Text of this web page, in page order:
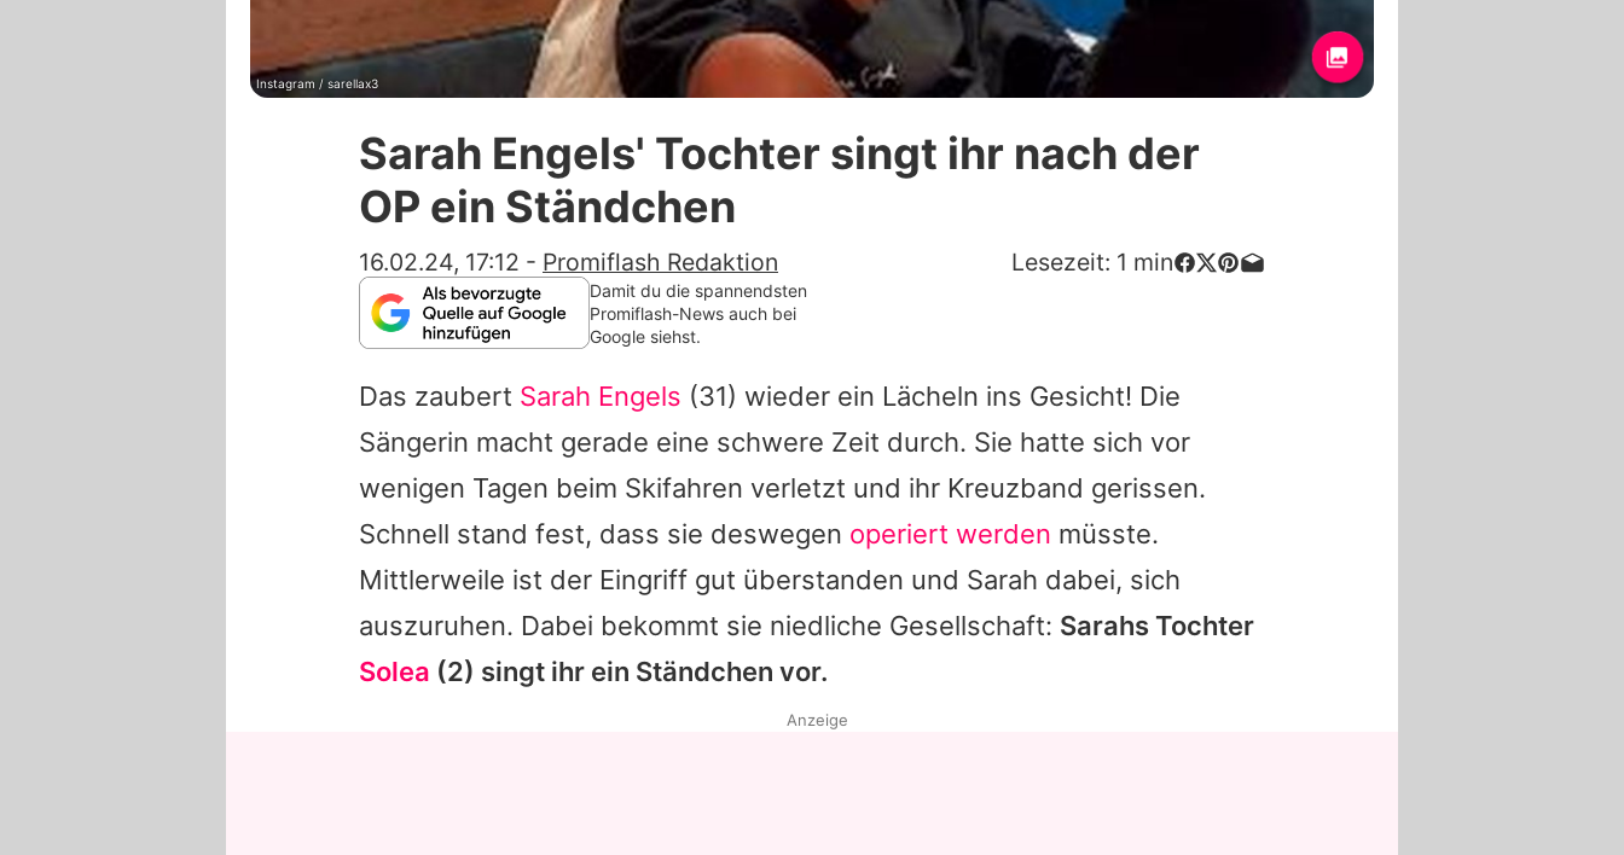
Impressum
Datenschutzerklärung
Nutzungsbedingungen
Instagram / sarellax3
Sarah Engels' Tochter singt ihr nach der
OP ein Ständchen
16.02.24, 17:12 - Promiflash Redaktion Lesezeit: 1 min
Damit du die spannendsten
Promiflash-News auch bei
Google siehst.
Das zaubert Sarah Engels (31) wieder ein Lächeln ins Gesicht! Die
Sängerin macht gerade eine schwere Zeit durch. Sie hatte sich vor
wenigen Tagen beim Skifahren verletzt und ihr Kreuzband gerissen.
Schnell stand fest, dass sie deswegen operiert werden müsste.
Mittlerweile ist der Eingriff gut überstanden und Sarah dabei, sich
auszuruhen. Dabei bekommt sie niedliche Gesellschaft: Sarahs Tochter
Solea (2) singt ihr ein Ständchen vor.
Anzeige